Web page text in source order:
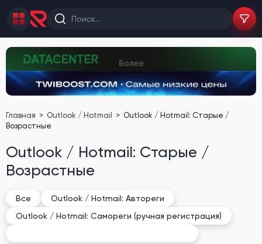
Главная Outlook / Hotmail
Outlook / Hotmail: Старые /
Возрастные
Outlook / Hotmail: Старые /
Возрастные
Все
Outlook / Hotmail: Автореги
Outlook / Hotmail: Самореги (ручная регистрация)